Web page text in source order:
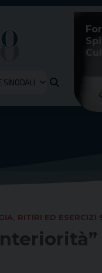
SINODALI
RITIRI ED ESERCIZI